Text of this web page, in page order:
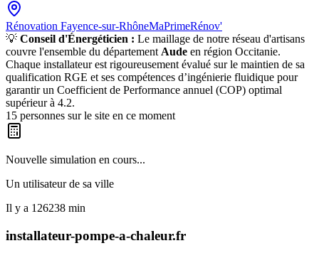
Rénovation Fayence-sur-RhôneMaPrimeRénov'
💡 Conseil d'Énergéticien : Le maillage de notre réseau d'artisans
couvre l'ensemble du département Aude en région Occitanie.
Chaque installateur est rigoureusement évalué sur le maintien de sa
qualification RGE et ses compétences d’ingénierie fluidique pour
garantir un Coefficient de Performance annuel (COP) optimal
supérieur à 4.2.
15 personnes sur le site en ce moment
Nouvelle simulation en cours...
Un utilisateur de sa ville
Il y a 126238 min
installateur-pompe-a-chaleur.fr